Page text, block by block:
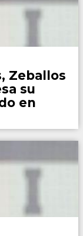
Zeballos
su
en